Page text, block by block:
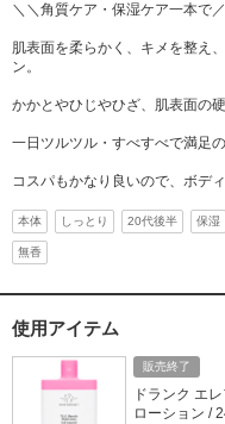
＼＼角質ケア・保湿ケア一本で
肌表面を柔らかく、キメを整え
ン。
かかとやひじやひざ、肌表面の
一日ツルツル・すべすべで満足の
コスパもかなり良いので、ボデ
本体 しっとり 20代後半 保湿
無香
使用アイテム
販売終了
ドランク エ
ローション /